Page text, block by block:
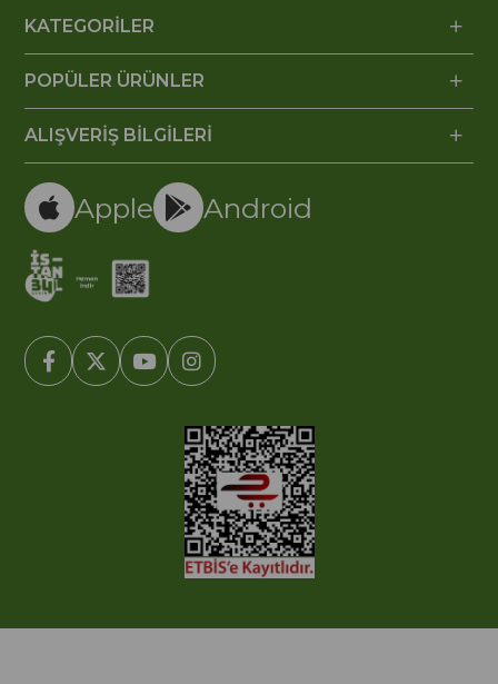
KATEGORİLER
POPÜLER ÜRÜNLER
ALIŞVERİŞ BİLGİLERİ
Apple Android